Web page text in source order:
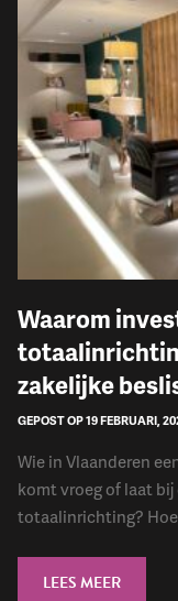
Waarom
zakelijke
GEPOST OP 19 FEBRUARI,
Wie in Vlaanderen
komt vroeg of laat
totaalinrichting?
LEES MEER